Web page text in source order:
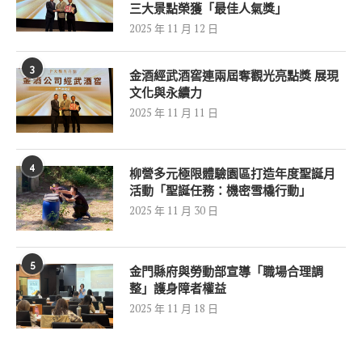
三大景點榮獲「最佳人氣獎」
2025 年 11 月 12 日
3
金酒經武酒窖連兩屆奪觀光亮點獎 展現
文化與永續力
2025 年 11 月 11 日
4
柳營多元極限體驗園區打造年度聖誕月
活動「聖誕任務：機密雪橇行動」
2025 年 11 月 30 日
5
金門縣府與勞動部宣導「職場合理調
整」護身障者權益
2025 年 11 月 18 日